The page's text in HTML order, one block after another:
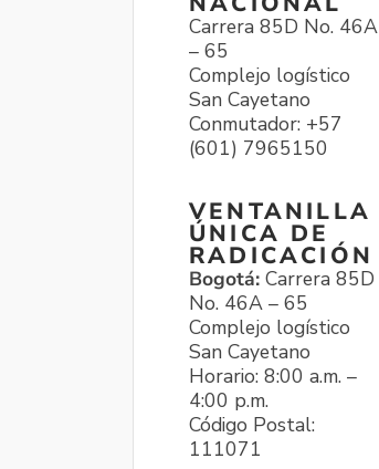
Carrera 85D No. 46A
– 65
Complejo logístico
San Cayetano
Conmutador: +57
(601) 7965150
VENTANILLA
ÚNICA DE
RADICACIÓN
Bogotá: Carrera 85D
No. 46A – 65
Complejo logístico
San Cayetano
Horario: 8:00 a.m. –
4:00 p.m.
Código Postal:
111071